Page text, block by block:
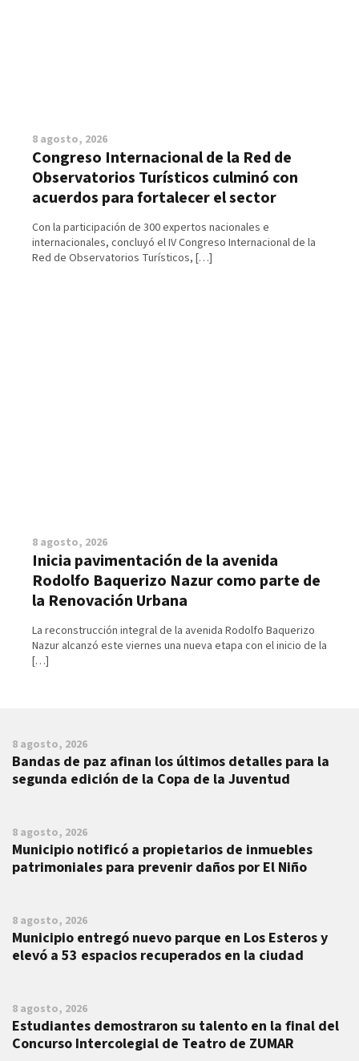
8 agosto, 2026
Congreso Internacional de la Red de
Observatorios Turísticos culminó con
acuerdos para fortalecer el sector
Con la participación de 300 expertos nacionales e
internacionales, concluyó el IV Congreso Internacional de la
Red de Observatorios Turísticos, […]
8 agosto, 2026
Inicia pavimentación de la avenida
Rodolfo Baquerizo Nazur como parte de
la Renovación Urbana
La reconstrucción integral de la avenida Rodolfo Baquerizo
Nazur alcanzó este viernes una nueva etapa con el inicio de la
[…]
8 agosto, 2026
Bandas de paz afinan los últimos detalles para la
segunda edición de la Copa de la Juventud
8 agosto, 2026
Municipio notificó a propietarios de inmuebles
patrimoniales para prevenir daños por El Niño
8 agosto, 2026
Municipio entregó nuevo parque en Los Esteros y
elevó a 53 espacios recuperados en la ciudad
8 agosto, 2026
Estudiantes demostraron su talento en la final del
Concurso Intercolegial de Teatro de ZUMAR